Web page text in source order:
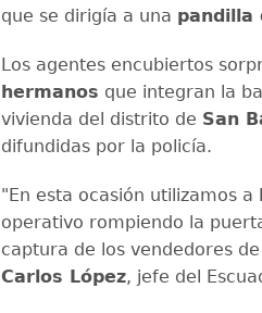
que se dirigía a una pandilla
Los agentes encubiertos
hermanos que integran la
vivienda del distrito de San
difundidas por la policía.
"En esta ocasión utilizamos a
operativo rompiendo la
captura de los vendedores
Carlos López, jefe del